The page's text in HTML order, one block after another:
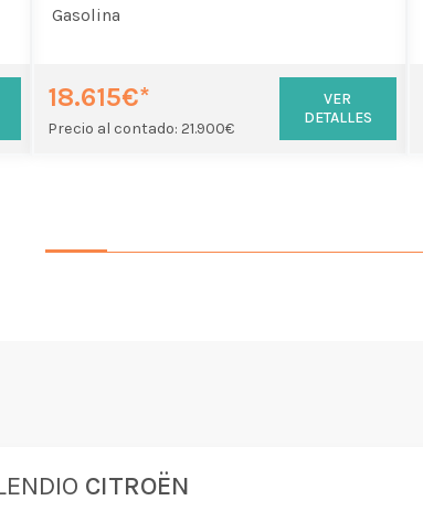
Gasolina
18.615€*
Precio al contado: 21.900€
VER
DETALLES
CITROËN